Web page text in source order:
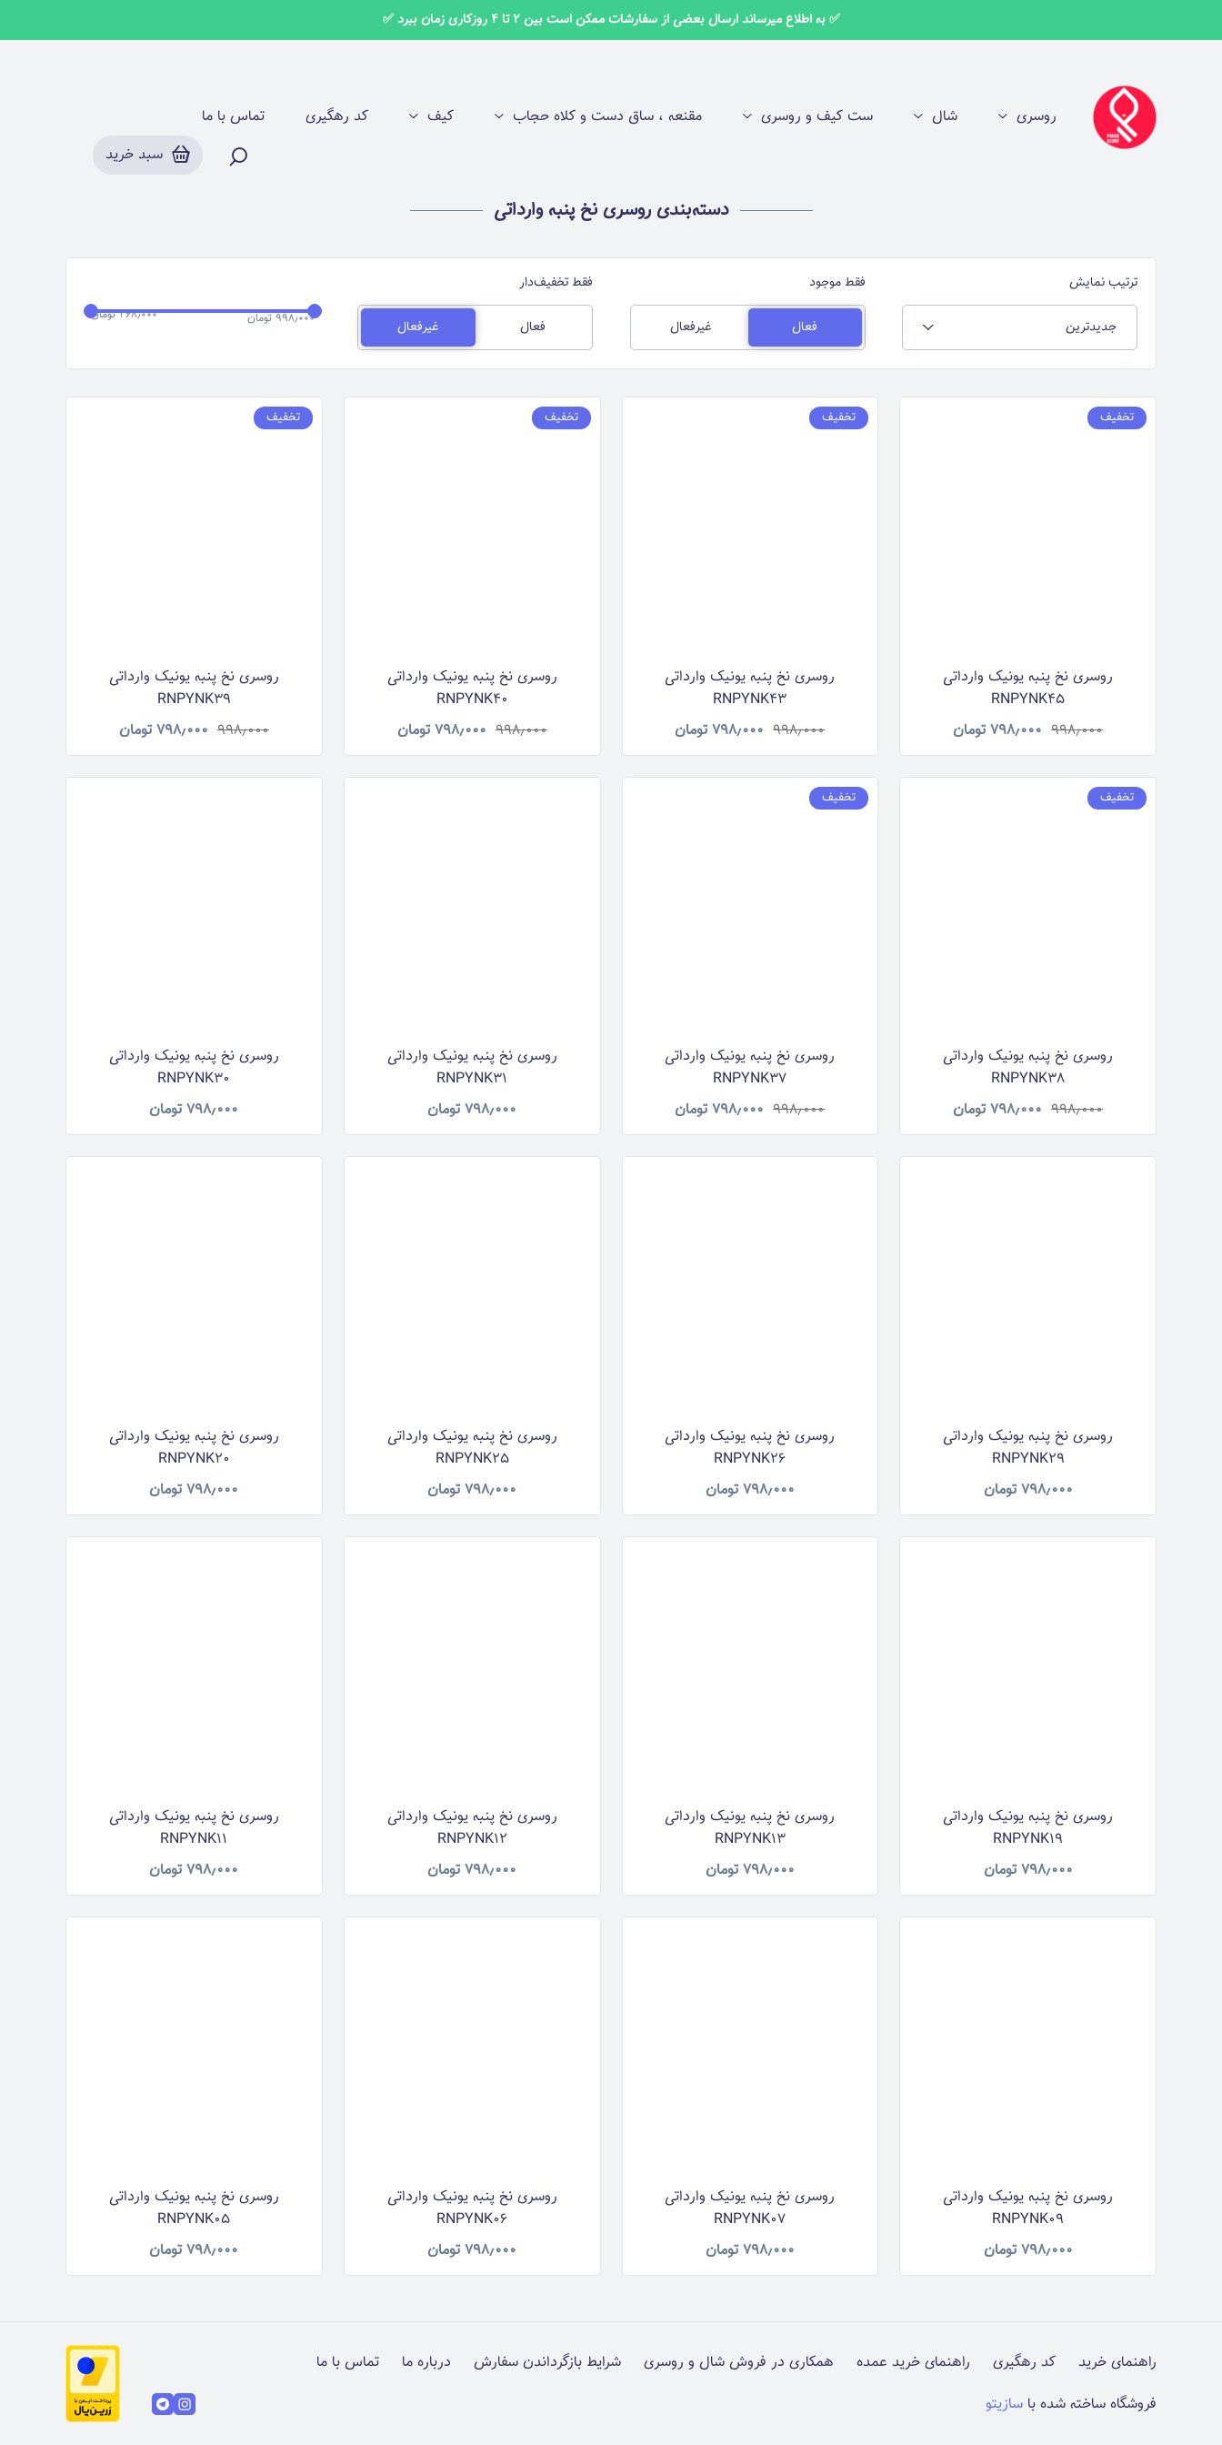
✅ به اطلاع میرساند ارسال بعضی از سفارشات ممکن است بین 2 تا 4 روزکاری زمان ببرد ✅
روسری شال ست کیف و روسری مقنعه ، ساق دست و کلاه حجاب کیف کد رهگیری
تماس با ما
سبد خرید
دسته‌بندی روسری نخ پنبه وارداتی
ترتیب نمایش
جدیدترین
فقط موجود
فعال غیرفعال
فقط تخفیف‌دار
فعال غیرفعال
۲۶۸٫۰۰۰ تومان ۹۹۸٫۰۰۰ تومان
تخفیف
روسری نخ پنبه یونیک وارداتی
RNPYNK45
۹۹۸٫۰۰۰ ۷۹۸٫۰۰۰ تومان
تخفیف
روسری نخ پنبه یونیک وارداتی
RNPYNK43
۹۹۸٫۰۰۰ ۷۹۸٫۰۰۰ تومان
تخفیف
روسری نخ پنبه یونیک وارداتی
RNPYNK40
۹۹۸٫۰۰۰ ۷۹۸٫۰۰۰ تومان
تخفیف
روسری نخ پنبه یونیک وارداتی
RNPYNK39
۹۹۸٫۰۰۰ ۷۹۸٫۰۰۰ تومان
تخفیف
روسری نخ پنبه یونیک وارداتی
RNPYNK38
۹۹۸٫۰۰۰ ۷۹۸٫۰۰۰ تومان
تخفیف
روسری نخ پنبه یونیک وارداتی
RNPYNK37
۹۹۸٫۰۰۰ ۷۹۸٫۰۰۰ تومان
روسری نخ پنبه یونیک وارداتی
RNPYNK31
۷۹۸٫۰۰۰ تومان
روسری نخ پنبه یونیک وارداتی
RNPYNK30
۷۹۸٫۰۰۰ تومان
روسری نخ پنبه یونیک وارداتی
RNPYNK29
۷۹۸٫۰۰۰ تومان
روسری نخ پنبه یونیک وارداتی
RNPYNK26
۷۹۸٫۰۰۰ تومان
روسری نخ پنبه یونیک وارداتی
RNPYNK25
۷۹۸٫۰۰۰ تومان
روسری نخ پنبه یونیک وارداتی
RNPYNK20
۷۹۸٫۰۰۰ تومان
روسری نخ پنبه یونیک وارداتی
RNPYNK19
۷۹۸٫۰۰۰ تومان
روسری نخ پنبه یونیک وارداتی
RNPYNK13
۷۹۸٫۰۰۰ تومان
روسری نخ پنبه یونیک وارداتی
RNPYNK12
۷۹۸٫۰۰۰ تومان
روسری نخ پنبه یونیک وارداتی
RNPYNK11
۷۹۸٫۰۰۰ تومان
روسری نخ پنبه یونیک وارداتی
RNPYNK09
۷۹۸٫۰۰۰ تومان
روسری نخ پنبه یونیک وارداتی
RNPYNK07
۷۹۸٫۰۰۰ تومان
روسری نخ پنبه یونیک وارداتی
RNPYNK06
۷۹۸٫۰۰۰ تومان
روسری نخ پنبه یونیک وارداتی
RNPYNK05
۷۹۸٫۰۰۰ تومان
راهنمای خرید کد رهگیری راهنمای خرید عمده همکاری در فروش شال و روسری شرایط بازگرداندن سفارش درباره ما
تماس با ما
فروشگاه ساخته شده با سازیتو